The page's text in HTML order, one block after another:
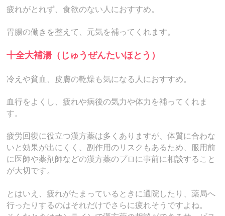
疲れがとれず、食欲のない人におすすめ。
胃腸の働きを整えて、元気を補ってくれます。
十全大補湯（じゅうぜんたいほとう）
冷えや貧血、皮膚の乾燥も気になる人におすすめ。
血行をよくし、疲れや病後の気力や体力を補ってくれま
す。
疲労回復に役立つ漢方薬は多くありますが、体質に合わな
いと効果が出にくく、副作用のリスクもあるため、服用前
に医師や薬剤師などの漢方薬のプロに事前に相談すること
が大切です。
とはいえ、疲れがたまっているときに通院したり、薬局へ
行ったりするのはそれだけでさらに疲れそうですよね。